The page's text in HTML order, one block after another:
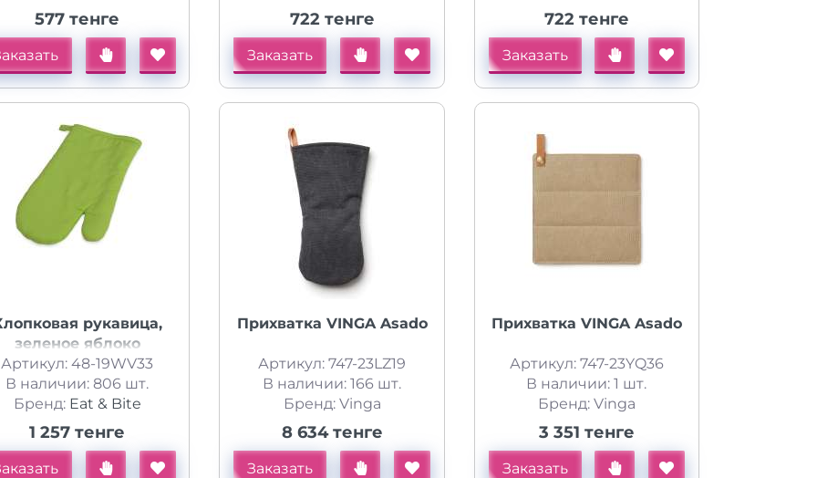
577 тенге 722 тенге
Заказать
722 тенге
Заказать
рукавица,
зеленое яблоко
Артикул: 48-19WV33
В наличии: 806 шт.
Бренд: Eat & Bite
1 257 тенге
Прихватка VINGA Asado
Артикул: 747-23LZ19
В наличии: 166 шт.
Бренд: Vinga
8 634 тенге
Заказать
Прихватка VINGA Asado
Артикул: 747-23YQ36
В наличии: 1 шт.
Бренд: Vinga
3 351 тенге
Заказать